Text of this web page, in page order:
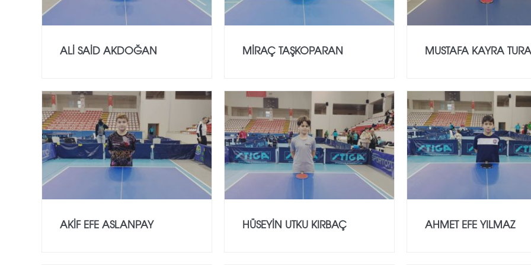
ALİ SAİD AKDOĞAN MİRAÇ TAŞKOPARAN MUSTAFA KAYRA
AKİF EFE ASLANPAY HÜSEYİN UTKU KIRBAÇ AHMET EFE YILMAZ